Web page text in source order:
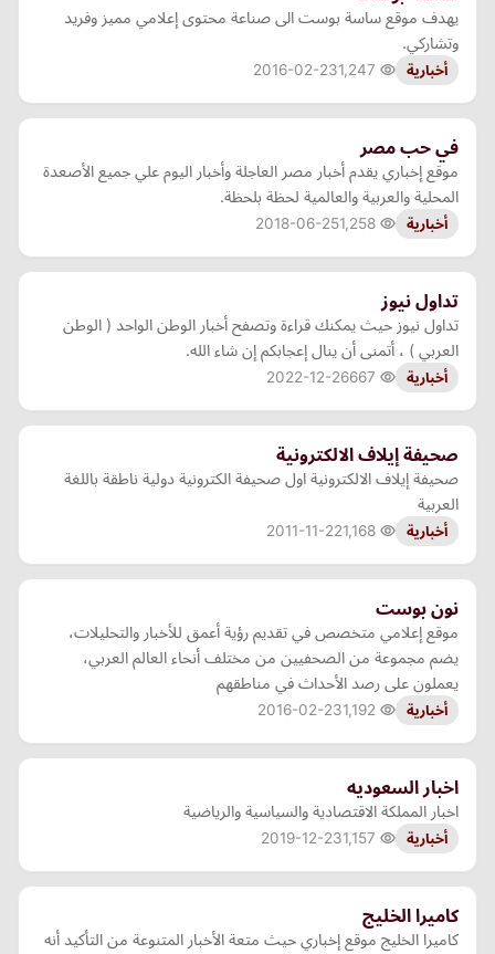
يهدف موقع ساسة بوست الى صناعة محتوى إعلامي مميز وفريد
وتشاركي.
أخبارية 2016-02-23
في حب مصر
موقع إخباري يقدم أخبار مصر العاجلة وأخبار اليوم علي جميع الأصعدة
المحلية والعربية والعالمية لحظة بلحظة.
أخبارية 2018-06-25
تداول نيوز
تداول نيوز حيث يمكنك قراءة وتصفح أخبار الوطن الواحد ( الوطن
العربي ) ، أتمنى أن ينال إعجابكم إن شاء الله.
أخبارية 2022-12-26
صحيفة إيلاف الالكترونية
صحيفة إيلاف الالكترونية اول صحيفة الكترونية دولية ناطقة باللغة
العربية
أخبارية 2011-11-22
نون بوست
موقع إعلامي متخصص في تقديم رؤية أعمق للأخبار والتحليلات،
يضم مجموعة من الصحفيين من مختلف أنحاء العالم العربي،
يعملون على رصد الأحداث في مناطقهم
أخبارية 2016-02-23
اخبار السعوديه
اخبار المملكة الاقتصادية والسياسية والرياضية
أخبارية 2019-12-23
كاميرا الخليج
كاميرا الخليج موقع إخباري حيث متعة الأخبار المتنوعة من التأكيد أنه